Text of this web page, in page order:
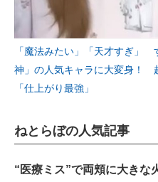
「魔法みたい」「天才すぎ」
神」の人気キャラに大変身！
「仕上がり最強」
ねとらぼの人気記事
“医療ミス”で両頬に大き